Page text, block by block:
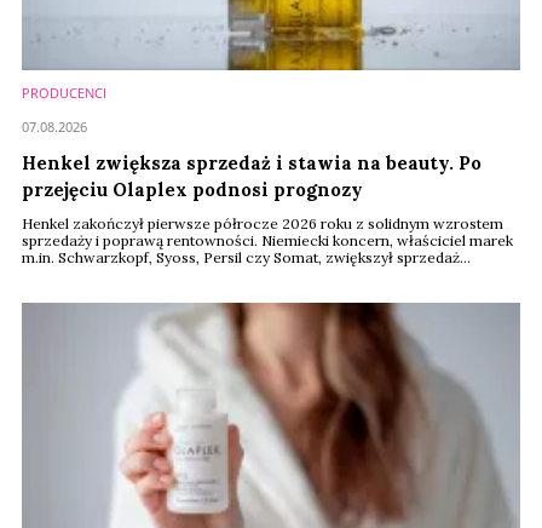
PRODUCENCI
Henkel zwiększa sprzedaż i stawia na beauty. Po
przejęciu Olaplex podnosi prognozy
Henkel zakończył pierwsze półrocze 2026 roku z solidnym wzrostem
sprzedaży i poprawą rentowności. Niemiecki koncern, właściciel marek
m.in. Schwarzkopf, Syoss, Persil czy Somat, zwiększył sprzedaż
produktów do pielęgnacji włosów, który pozostaje motorem
napędowym biznesu Consumer Brands.
07.08.2026